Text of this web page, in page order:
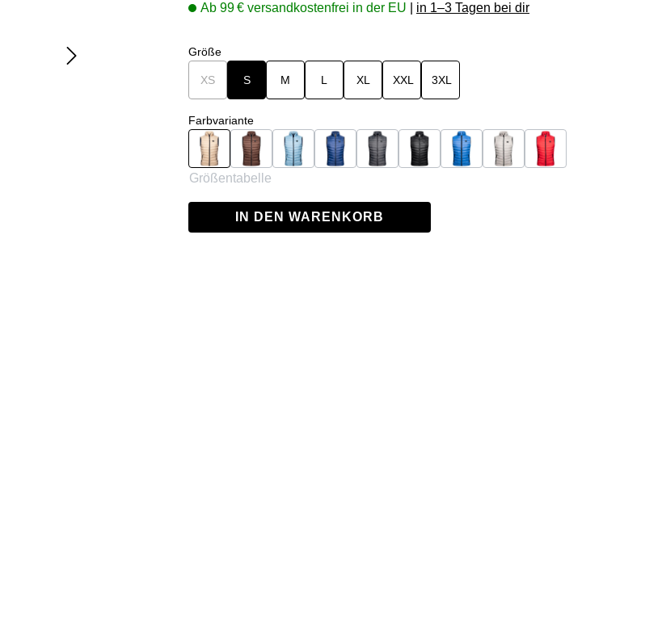
Ab 99 € versandkostenfrei in der EU in 1–3 Tagen bei dir
Größeauswählen
XS(Diese Option ist zurzeit nicht verfügbar.)
S M L XL XXL 3XL
Farbvarianteauswählen
Beige Brown HellblauNavy AnthraciteSchwarzBlau Grau Rot
Größentabelle
IN DEN WARENKORB